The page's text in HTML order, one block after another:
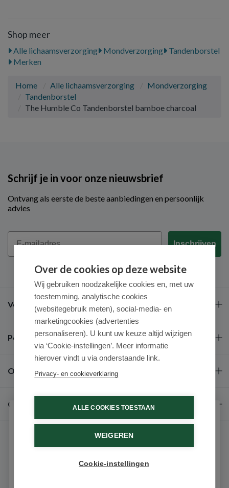
Shop meer
Alle lichaamsverzorging Mondverzorging
Tandenborstel
Merken
Home Alle lichaamsverzorging
Mondverzorging
Tandenborstel
The Humble Co Tandenborstel bamboe charcoal
Schrijf je in voor onze nieuwsbrief
Ontvang als eerste de beste aanbiedingen en persoonlijk
advies
Email
Inschrijven
Veel gestelde vragen
Populaire merken
Over ons
Contact
Over de cookies op deze website
Wij gebruiken noodzakelijke cookies en, met uw
toestemming, analytische cookies
(websitegebruik meten), social-media- en
marketingcookies (advertenties
personaliseren). U kunt uw keuze altijd wijzigen
via ‘Cookie-instellingen’. Meer informatie
hierover vindt u via onderstaande link.
Privacy- en cookieverklaring
ALLE COOKIES TOESTAAN
WEIGEREN
Cookie-instellingen
Schrijf je in voor onze nieuwsbrief
Ontvang als eerste de beste aanbiedingen en persoonlijk
advies